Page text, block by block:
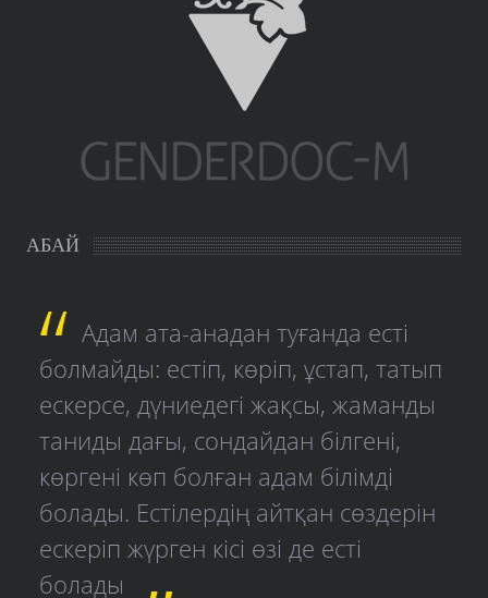
АБАЙ
Адам ата-анадан туғанда есті
болмайды: естіп, көріп, ұстап, татып
ескерсе, дүниедегі жақсы, жаманды
таниды дағы, сондайдан білгені,
көргені көп болған адам білімді
болады. Естілердің айтқан сөздерін
ескеріп жүрген кісі өзі де есті
болады